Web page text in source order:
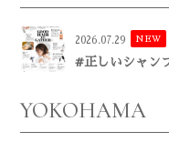
2026.07.29 NEW
#正しいシャン
YOKOHAMA